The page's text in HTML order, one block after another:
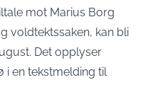
mot Marius Borg
voldtektssaken, kan bli
Det opplyser
i en tekstmelding til